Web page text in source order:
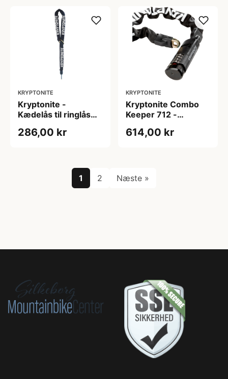
KRYPTONITE
Kryptonite -
Kædelås til ringlås
150cm - Passer til
286,00 kr
KRYPTONITE
Kryptonite Combo
Keeper 712 -
7mm x 120cm
614,00 kr
1 2 Næste »